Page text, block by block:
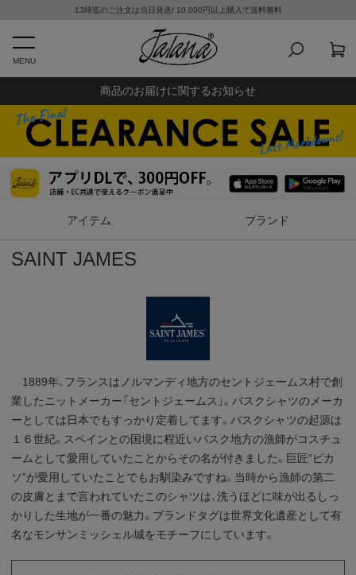
13時迄のご注文は当日発送/ 10,000円以上購入で送料無料
MENU
商品のお届けに関するお知らせ
アイテム ブランド
SAINT JAMES
1889年、フランスはノルマンディ地方のセントジェームス村で創
業したニットメーカー「セントジェームス」。バスクシャツのメーカ
ーとしては日本でもすっかり定着してます。バスクシャツの起源は
１６世紀。スペインとの国境に程近いバスク地方の漁師がコスチュ
ームとして愛用していたことからその名が付きました。巨匠“ピカ
ソ”が愛用していたことでもお馴染みですね。当時から漁師の第二
の皮膚とまで言われていたこのシャツは、洗うほどに味が出るしっ
かりした生地が一番の魅力。ブランドタグは世界文化遺産として有
名なモンサンミッシェル城をモチーフにしています。